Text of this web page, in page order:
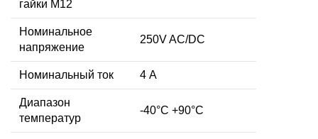
гайки M12
Номинальное
напряжение
250V AC/DC
Номинальный ток 4 А
Диапазон
температур
-40°C +90°C